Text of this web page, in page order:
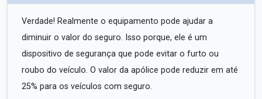
Verdade! Realmente o equipamento pode ajudar a
diminuir o valor do seguro. Isso porque, ele é um
dispositivo de segurança que pode evitar o furto ou
roubo do veículo. O valor da apólice pode reduzir em até
25% para os veículos com seguro.